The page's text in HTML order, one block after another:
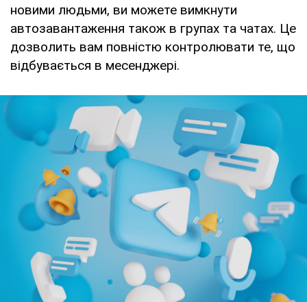
новими людьми, ви можете вимкнути
автозавантаження також в групах та чатах. Це
дозволить вам повністю контролювати те, що
відбувається в месенджері.